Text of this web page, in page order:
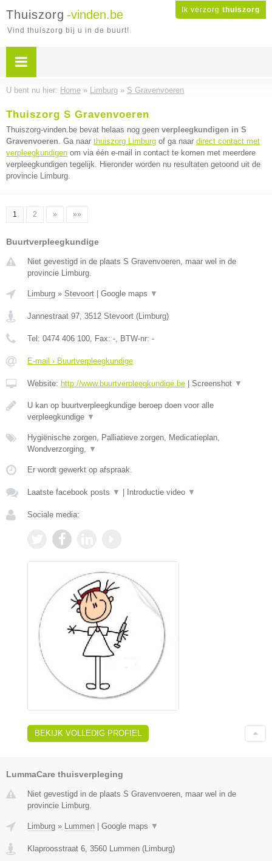
Ik verzorg thuiszorg
Thuiszorg -vinden.be
Vind thuiszorg bij u in de buurt!
U bent nu hier: Home » Limburg » S Gravenvoeren
Thuiszorg S Gravenvoeren
Thuiszorg-vinden.be bevat helaas nog geen verpleegkundigen in S
Gravenvoeren. Ga naar thuiszorg Limburg of ga naar direct contact met
verpleegkundigen om via één e-mail in contact te komen met meerdere
verpleegkundigen tegelijk. Hieronder worden nu resultaten getoond uit de
provincie Limburg.
1 2 » »»
Buurtverpleegkundige
Niet gevestigd in de plaats S Gravenvoeren, maar wel in de
provincie Limburg.
Limburg » Stevoort Google maps ▼
Jannestraat 97, 3512 Stevoort (Limburg)
Tel: 0474 406 100, Fax: -, BTW-nr: -
E-mail › Buurtverpleegkundige
Website: http://www.buurtverpleegkundige.be Screenshot ▼
U kan op buurtverpleegkundige beroep doen voor alle
verpleegkundige ▼
Hygiënische zorgen, Palliatieve zorgen, Medicatieplan,
Wondverzorging, ▼
Er wordt gewerkt op afspraak.
Laatste facebook posts ▼ Introductie video ▼
Sociale media:
BEKIJK VOLLEDIG PROFIEL
LummaCare thuisverpleging
Niet gevestigd in de plaats S Gravenvoeren, maar wel in de
provincie Limburg.
Limburg » Lummen Google maps ▼
Klaproosstraat 6, 3560 Lummen (Limburg)